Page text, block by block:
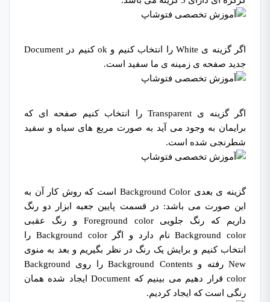
اگر گزینه ی White را انتخاب کنیم و ok کنیم در Document
جدید صفحه ی زمینه ی ما سفید است.
اگر گزینه ی Transparent را انتخاب کنیم صفحه ای که
برایمان به وجود می آید به صورت مربع های سیاه و سفید
شطرنجی شده است.
گزینه ی بعدی Background Color است که روش کار آن به
این صورت می باشد: در قسمت پایین جعبه ابزار دو رنگ
داریم که رنگ جلویی Foreground color و رنگ عقبی
Background color نام دارد و اگر Background color را
انتخاب کنیم و برایش یک رنگ در نظر بگیریم و بعد به منوی
New رفته و Background Contents را روی Background
color قرار دهیم می بینیم که Document ایجاد شده همان
رنگی است که ایجاد کردیم.